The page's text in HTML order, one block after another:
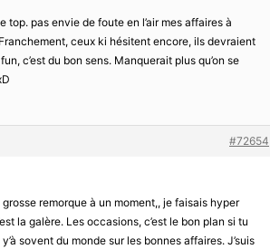
top. pas envie de foute en l’air mes affaires à
ceux ki hésitent encore, ils devraient
c’est du bon sens. Manquerait plus qu’on se
#72654
remorque à un moment,, je faisais hyper
la galère. Les occasions, c’est le bon plan si tu
sovent du monde sur les bonnes affaires. J’suis